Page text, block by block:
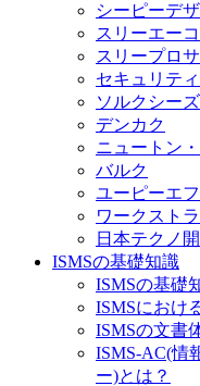
シーピーデ
スリーエー
スリープロ
セキュリテ
ソルクシーズ
デンカク
ニュートン
バルク
ユーピーエフ
ワークスト
日本テクノ
ISMSの基礎知識
ISMSの基礎
ISMSにおけ
ISMSの文書
ISMS-AC(情
ー)とは？